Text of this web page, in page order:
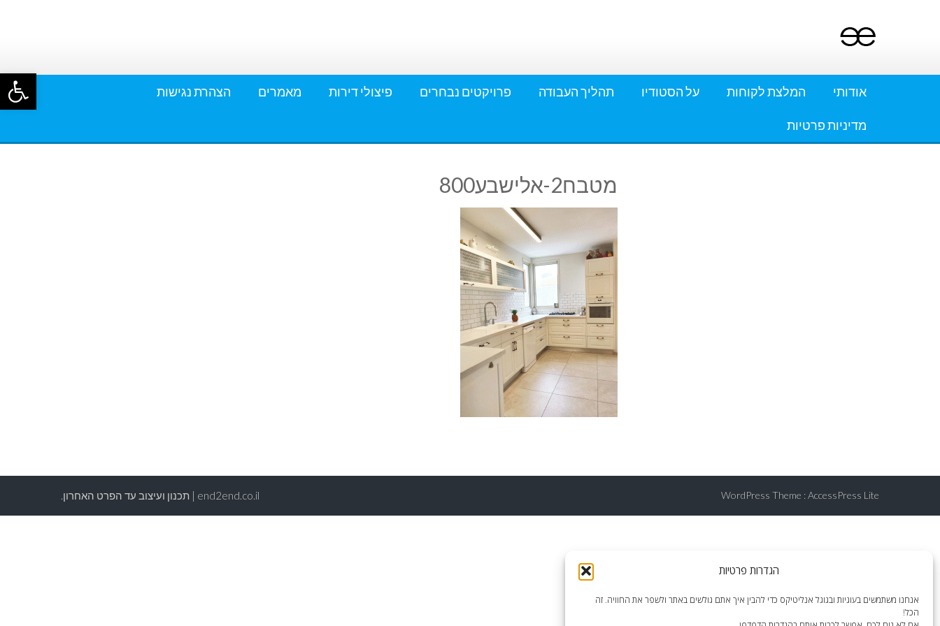
פתח
הגדרות פרטיות
אנחנו משתמשים בעוגיות ובגוגל אנליטיקס כדי להבין איך אתם גולשים באתר ולשפר את החוויה. זה
הכל!
אודותי המלצת לקוחות על הסטודיו תהליך העבודה פרויקטים נבחרים פיצולי דירות מאמרים הצהרת נגישות
מדיניות פרטיות
מטבח2-אלישבע800
end2end.co.il | תכנון ועיצוב עד הפרט האחרון. WordPress Theme :AccessPress Lite